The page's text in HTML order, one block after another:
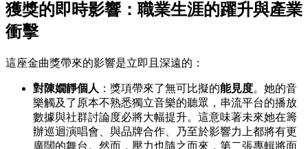
獲獎的即時影響：職業生涯的躍升與產業
衝擊
這座金曲獎帶來的影響是立即且深遠的：
對陳嫺靜個人 ：獎項帶來了無可比擬的能見度。她的音
樂觸及了原本不熟悉獨立音樂的聽眾，串流平台的播放
數據與社群討論度必將大幅提升。這意味著未來她在籌
辦巡迴演唱會、與品牌合作、乃至於影響力上都將有更
廣闊的舞台。然而，壓力也隨之而來，第二張專輯將面